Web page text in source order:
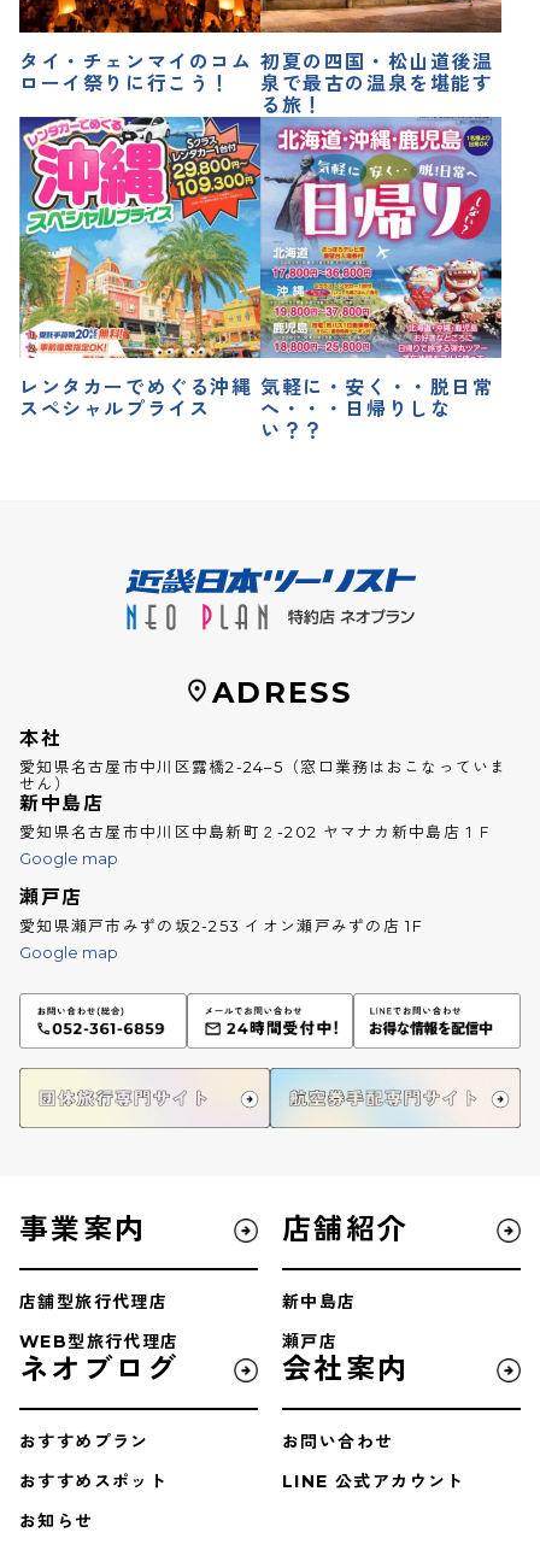
タイ・チェンマイのコム
ローイ祭りに行こう！
初夏の四国・松山道後温
泉で最古の温泉を堪能す
る旅！
レンタカーでめぐる沖縄
スペシャルプライス
気軽に・安く・・脱日常
へ・・・日帰りしな
い？？
ADRESS
本社
愛知県名古屋市中川区露橋2-24–5（窓口業務はおこなっていま
せん）
新中島店
愛知県名古屋市中川区中島新町２-202 ヤマナカ新中島店１Ｆ
Google map
瀬戸店
愛知県瀬戸市みずの坂2-253 イオン瀬戸みずの店 1F
Google map
事業案内
店舗型旅行代理店
WEB型旅行代理店
店舗紹介
新中島店
瀬戸店
ネオブログ
おすすめプラン
おすすめスポット
お知らせ
会社案内
お問い合わせ
LINE 公式アカウント